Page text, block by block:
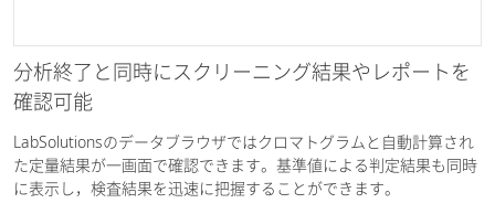
分析終了と同時にスクリーニング結果やレポートを
確認可能
LabSolutionsのデータブラウザではクロマトグラムと自動計算され
た定量結果が一画面で確認できます。基準値による判定結果も同時
に表示し，検査結果を迅速に把握することができます。